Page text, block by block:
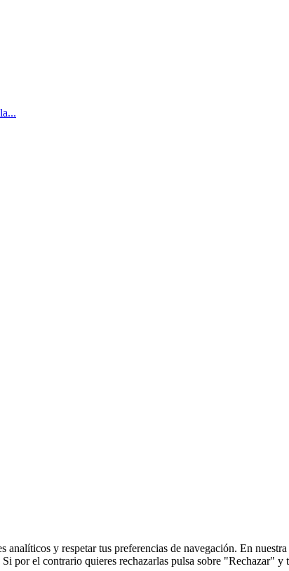
y respetar tus preferencias de navegación. En nuestra
por el contrario quieres rechazarlas pulsa sobre "Rechazar" y